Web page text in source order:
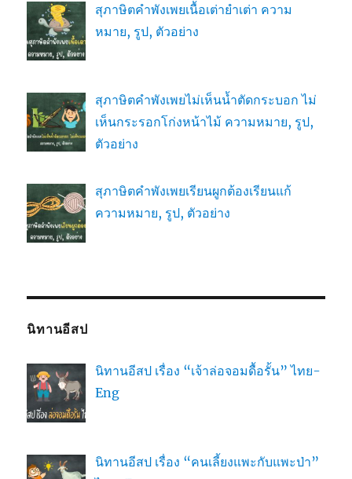
สุภาษิตคำพังเพยเนื้อเต่ายำเต่า ความ
หมาย, รูป, ตัวอย่าง
สุภาษิตคำพังเพยไม่เห็นน้ำตัดกระบอก ไม่
เห็นกระรอกโก่งหน้าไม้ ความหมาย, รูป,
ตัวอย่าง
สุภาษิตคำพังเพยเรียนผูกต้องเรียนแก้
ความหมาย, รูป, ตัวอย่าง
นิทานอีสป
นิทานอีสป เรื่อง “เจ้าล่อจอมดื้อรั้น” ไทย-
Eng
นิทานอีสป เรื่อง “คนเลี้ยงแพะกับแพะป่า”